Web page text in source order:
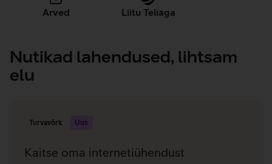
Arved Liitu Teliaga
Nutikad lahendused, lihtsam
elu
Turvavõrk Uus
Kaitse oma internetiühendust